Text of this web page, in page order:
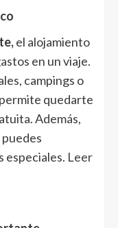
el alojamiento
en un viaje.
campings o
quedarte
Además,
especiales. Leer